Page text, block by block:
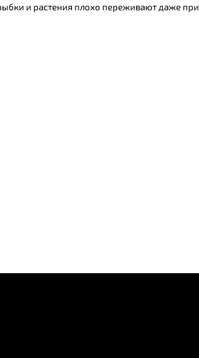
и растения плохо переживают даже при